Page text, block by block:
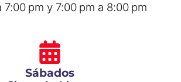
7:00 pm y 7:00 pm a 8:00 pm
Sábados